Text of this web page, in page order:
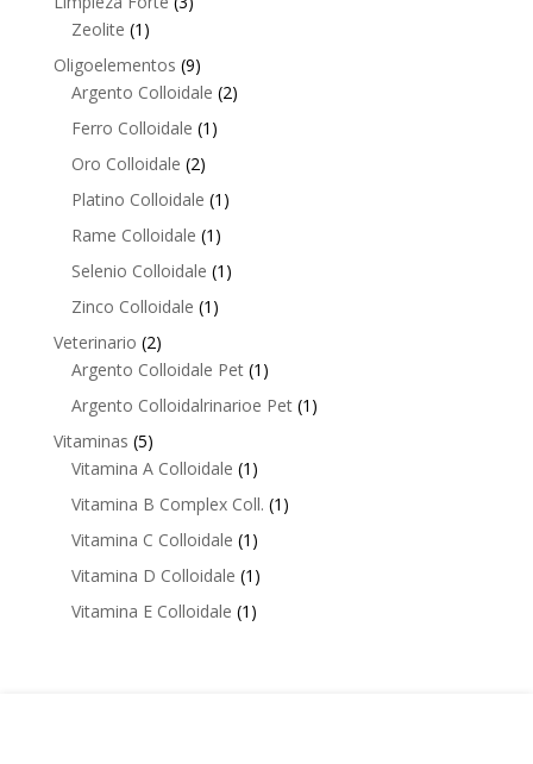
Zeolite 1 1
product
Oligoelementos 99
products
Argento Colloidale 22
Ferro Colloidale 1 1
Oro Colloidale 22
products
Platino Colloidale 1 1
Rame Colloidale 1 1
product
Selenio Colloidale 1 1
Zinco Colloidale 1 1
Veterinario 22
products
Argento Colloidale Pet 1 1
product
Argento Colloidalrinarioe Pet 1 1
Vitaminas 55
products
Vitamina A Colloidale 1 1
product
Vitamina B Complex Coll. 1 1
Vitamina C Colloidale 1 1
product
Vitamina D Colloidale 1 1
product
Vitamina E Colloidale 1 1